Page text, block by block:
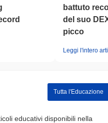
battuto
del suo
picco
Leggi l'intero
Tutta l'Educazione
educativi disponibili nella